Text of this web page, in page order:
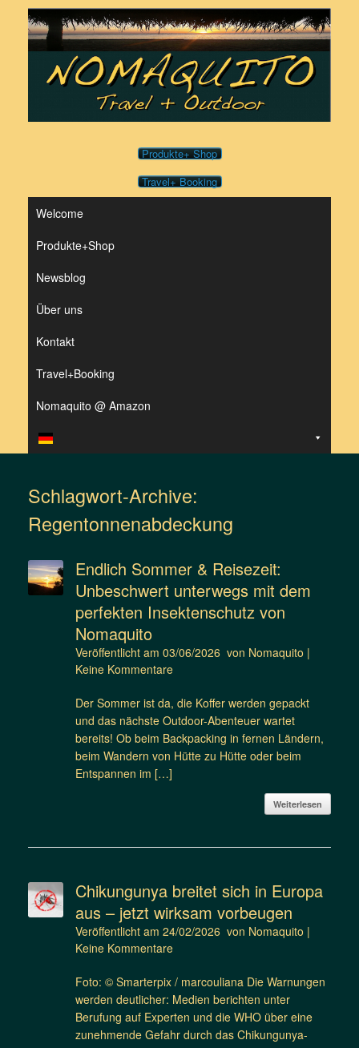
springen
Produkte+ Shop
Travel+ Booking
Welcome
Produkte+Shop
Newsblog
Über uns
Kontakt
Travel+Booking
Nomaquito @ Amazon
Schlagwort-Archive:
Regentonnenabdeckung
Endlich Sommer & Reisezeit:
Unbeschwert unterwegs mit dem
perfekten Insektenschutz von
Nomaquito
Veröffentlicht am 03/06/2026 von Nomaquito |
Keine Kommentare
Der Sommer ist da, die Koffer werden gepackt
und das nächste Outdoor-Abenteuer wartet
bereits! Ob beim Backpacking in fernen Ländern,
beim Wandern von Hütte zu Hütte oder beim
Entspannen im […]
Weiterlesen
Chikungunya breitet sich in Europa
aus – jetzt wirksam vorbeugen
Veröffentlicht am 24/02/2026 von Nomaquito |
Keine Kommentare
Foto: © Smarterpix / marcouliana Die Warnungen
werden deutlicher: Medien berichten unter
Berufung auf Experten und die WHO über eine
zunehmende Gefahr durch das Chikungunya-